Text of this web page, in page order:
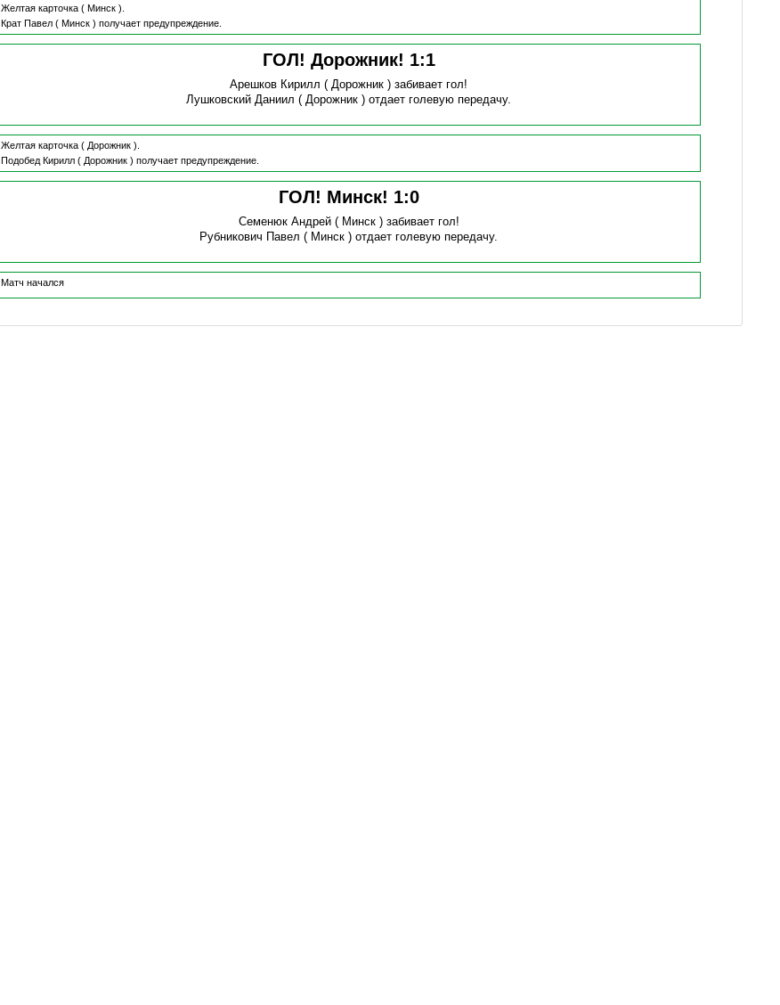
Желтая карточка ( Минск ).
Крат Павел( Минск ) получает предупреждение.
ГОЛ! Дорожник! 1:1
Арешков Кирилл ( Дорожник )забивает гол!
Лушковский Даниил ( Дорожник )отдает голевую передачу.
Желтая карточка ( Дорожник ).
Подобед Кирилл( Дорожник ) получает предупреждение.
ГОЛ! Минск! 1:0
Семенюк Андрей( Минск ) забивает гол!
Рубникович Павел ( Минск )отдает голевую передачу.
Матч начался